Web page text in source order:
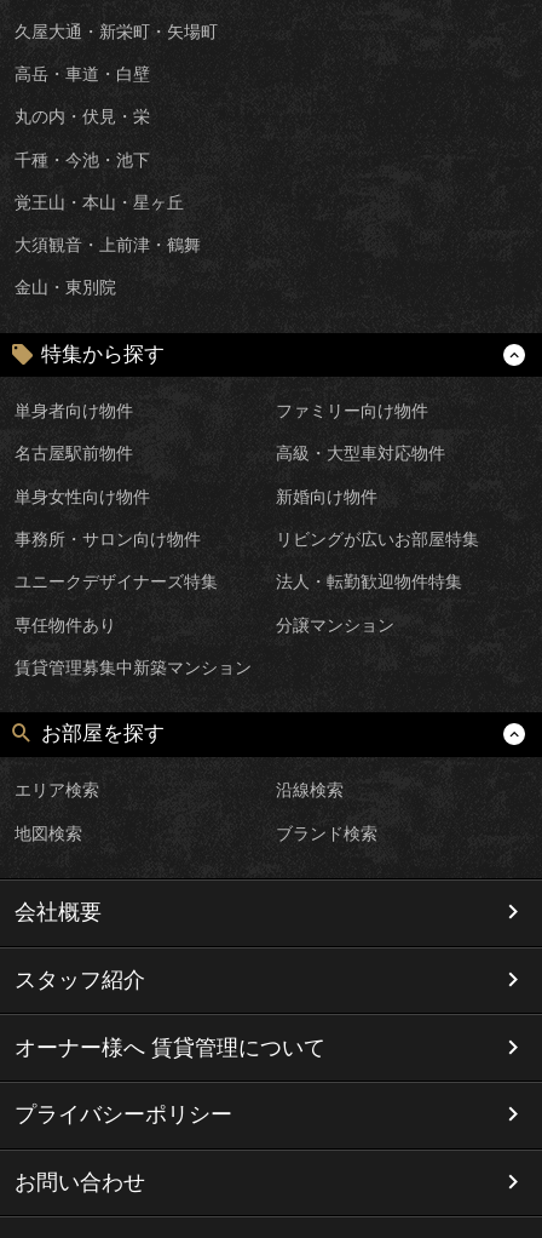
久屋大通・新栄町・矢場町
高岳・車道・白壁
丸の内・伏見・栄
千種・今池・池下
覚王山・本山・星ヶ丘
大須観音・上前津・鶴舞
金山・東別院
特集から探す
単身者向け物件 ファミリー向け物件
名古屋駅前物件 高級・大型車対応物件
単身女性向け物件 新婚向け物件
事務所・サロン向け物件 リビングが広いお部屋特集
ユニークデザイナーズ特集 法人・転勤歓迎物件特集
専任物件あり 分譲マンション
賃貸管理募集中新築マンション
お部屋を探す
エリア検索 沿線検索
地図検索 ブランド検索
会社概要
スタッフ紹介
オーナー様へ 賃貸管理について
プライバシーポリシー
お問い合わせ